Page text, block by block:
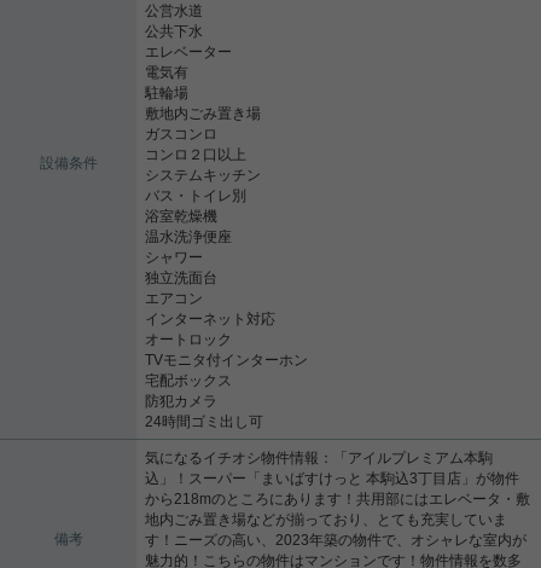
設備条件
公営水道
公共下水
エレベーター
電気有
駐輪場
敷地内ごみ置き場
ガスコンロ
コンロ２口以上
システムキッチン
バス・トイレ別
浴室乾燥機
温水洗浄便座
シャワー
独立洗面台
エアコン
インターネット対応
オートロック
TVモニタ付インターホン
宅配ボックス
防犯カメラ
24時間ゴミ出し可
備考
気になるイチオシ物件情報：「アイルプレミアム本駒
込」！スーパー「まいばすけっと 本駒込3丁目店」が物件
から218mのところにあります！共用部にはエレベータ・敷
地内ごみ置き場などが揃っており、とても充実していま
す！ニーズの高い、2023年築の物件で、オシャレな室内が
魅力的！こちらの物件はマンションです！物件情報を数多